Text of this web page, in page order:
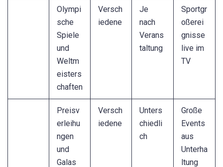
Olympi
sche
Spiele
und
Weltm
eisters
chaften
Versch
iedene
Je
nach
Verans
taltung
Sportgr
oßerei
gnisse
live im
TV
Preisv
erleihu
ngen
und
Galas
Versch
iedene
Unters
chiedli
ch
Große
Events
aus
Unterha
ltung